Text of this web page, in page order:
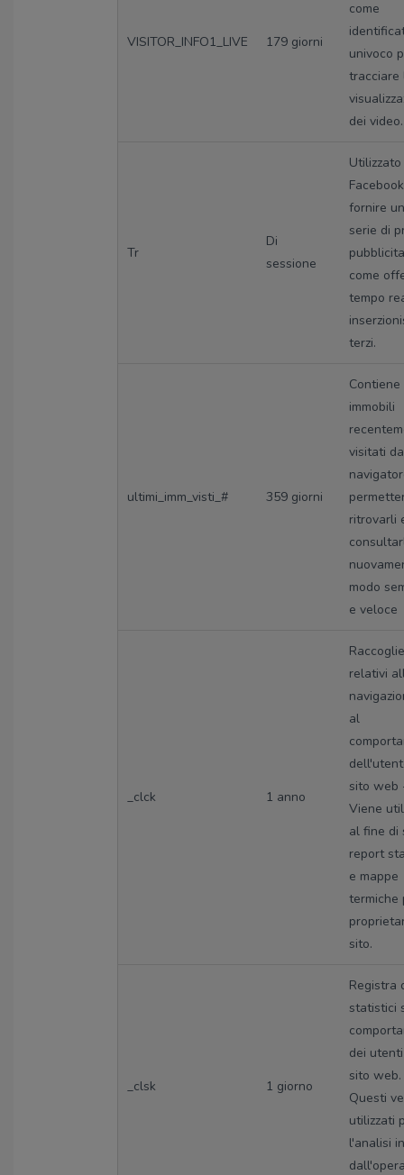
VISITOR_INFO1_LIVE 179 giorni
come
univoco
tracciare
dei video.
Tr
Di
sessione
fornire
serie di
come
tempo
terzi.
ultimi_imm_visti_# 359 giorni
immobili
visitati
ritrovarli
modo
e veloce
_clck 1 anno
relativi
al
sito web
Viene
al fine di
report
e mappe
termiche
sito.
_clsk 1 giorno
Registra
statistici
dei
sito web.
Questi
utilizzati
l'analisi